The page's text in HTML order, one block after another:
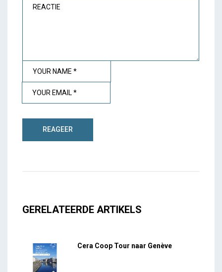
GERELATEERDE ARTIKELS
Cera Coop Tour naar Genève